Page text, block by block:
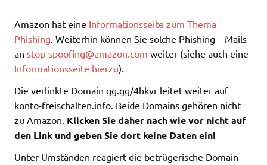
Amazon hat eine Informationsseite zum Thema
Phishing. Weiterhin können Sie solche Phishing – Mails
an stop-spoofing@amazon.com weiter (siehe auch eine
Informationsseite hierzu).
Die verlinkte Domain gg.gg/4hkvr leitet weiter auf
konto-freischalten.info. Beide Domains gehören nicht
zu Amazon. Klicken Sie daher nach wie vor nicht auf
den Link und geben Sie dort keine Daten ein!
Unter Umständen reagiert die betrügerische Domain